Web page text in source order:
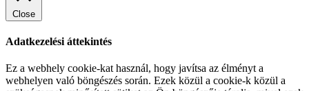
Close
Adatkezelési áttekintés
Ez a webhely cookie-kat használ, hogy javítsa az élményt a
webhelyen való böngészés során. Ezek közül a cookie-k közül a